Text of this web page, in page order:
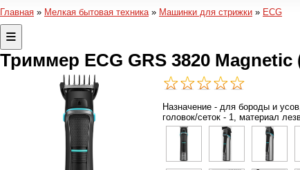
Главная » Мелкая бытовая техника» Машинки для стрижки » ECG
Триммер ECG GRS 3820 Magnetic
Назначение - для бороды и
головок/сеток - 1, материал